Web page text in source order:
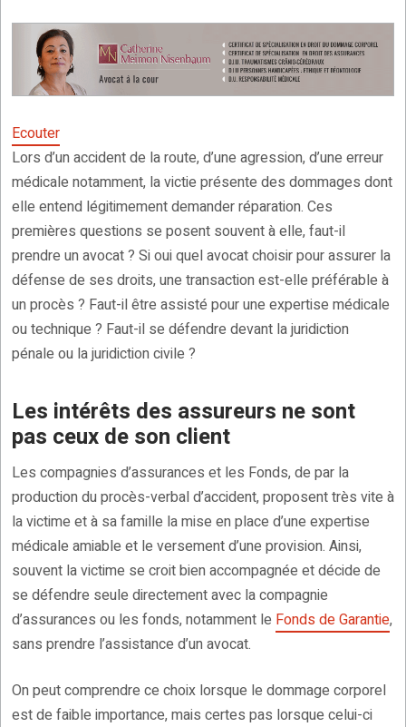
Ecouter
Lors d’un accident de la route, d’une agression, d’une erreur
médicale notamment, la victie présente des dommages dont
elle entend légitimement demander réparation. Ces
premières questions se posent souvent à elle, faut-il
prendre un avocat ? Si oui quel avocat choisir pour assurer la
défense de ses droits, une transaction est-elle préférable à
un procès ? Faut-il être assisté pour une expertise médicale
ou technique ? Faut-il se défendre devant la juridiction
pénale ou la juridiction civile ?
Les intérêts des assureurs ne sont
pas ceux de son client
Les compagnies d’assurances et les Fonds, de par la
production du procès-verbal d’accident, proposent très vite à
la victime et à sa famille la mise en place d’une expertise
médicale amiable et le versement d’une provision. Ainsi,
souvent la victime se croit bien accompagnée et décide de
se défendre seule directement avec la compagnie
d’assurances ou les fonds, notamment le Fonds de Garantie,
sans prendre l’assistance d’un avocat.
On peut comprendre ce choix lorsque le dommage corporel
est de faible importance, mais certes pas lorsque celui-ci